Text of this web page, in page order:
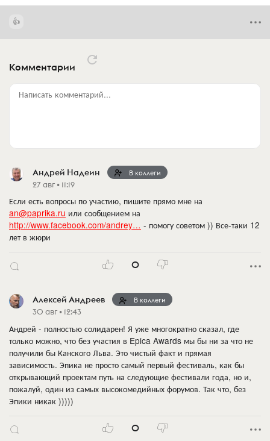
Комментарии
Написать комментарий...
Андрей Надеин В коллеги
27 авг • 11:19
Если есть вопросы по участию, пишите прямо мне на
an@paprika.ru или сообщением на
http://www.facebook.com/andrey… - помогу советом )) Все-таки 12
лет в жюри
0
Алексей Андреев В коллеги
30 авг • 12:43
Андрей - полностью солидарен! Я уже многократно сказал, где
только можно, что без участия в Epica Awards мы бы ни за что не
получили бы Канского Льва. Это чистый факт и прямая
зависимость. Эпика не просто самый первый фестиваль, как бы
открывающий проектам путь на следующие фестивали года, но и,
пожалуй, один из самых высокомедийных форумов. Так что, без
Эпики никак )))))
0